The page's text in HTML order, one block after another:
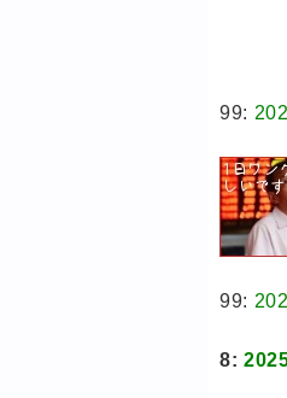
99:
99:
8: